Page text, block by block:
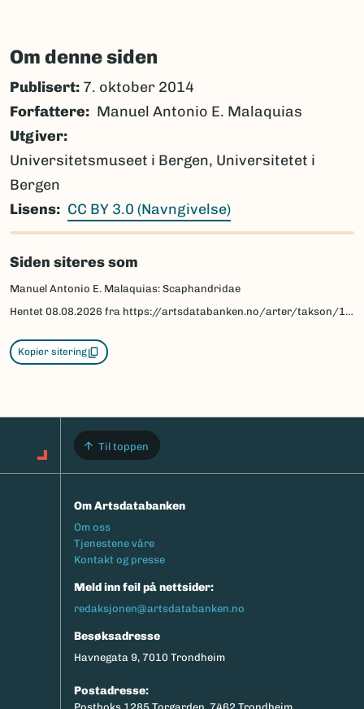
Om denne siden
Publisert: 7. oktober 2014
Forfattere
Manuel Antonio E. Malaquias
Utgiver
Universitetsmuseet i Bergen, Universitetet i
Bergen
Lisens
CC BY 3.0 (Navngivelse)
Siden siteres som
Manuel Antonio E. Malaquias: Scaphandridae
Hentet 08.08.2026 fra https://artsdatabanken.no/arter/takson/103899/beskrivelse
Kopier sitering
Til toppen
Om Artsdatabanken
Footermeny
Om oss
Tjenestene våre
Kontakt og presse
Meld inn feil på nettsider:
redaksjonen@artsdatabanken.no
Besøksadresse
Havnegata 9, 7010 Trondheim
Postadresse: